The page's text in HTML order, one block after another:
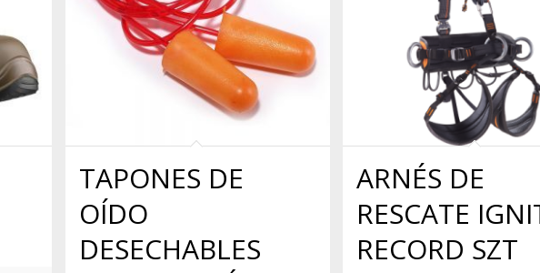
TAPONES DE
OÍDO
DESECHABLES
ARNÉS DE
RESCATE
RECORD SZT